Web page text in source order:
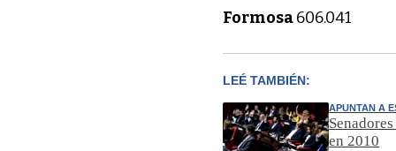
Formosa606.041
LEÉ TAMBIÉN:
APUNTAN A
en 2010